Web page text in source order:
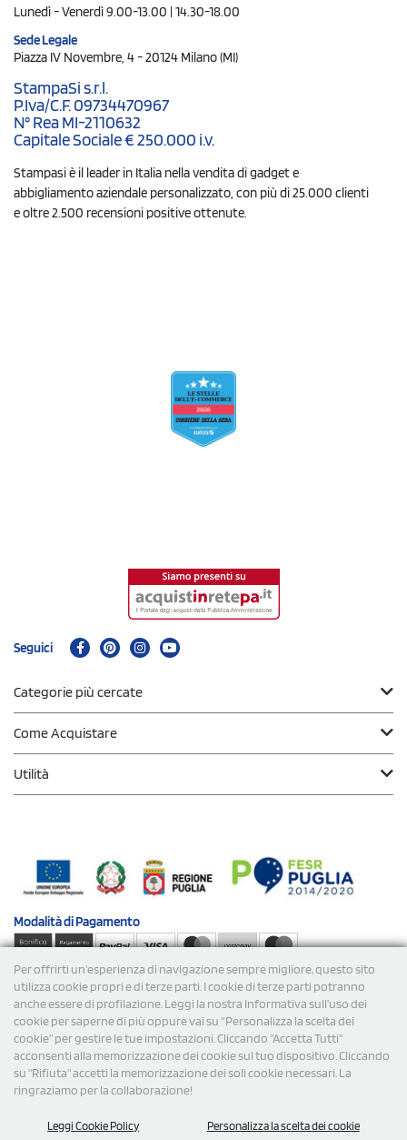
Per offrirti un'esperienza di navigazione sempre migliore, questo sito
utilizza cookie propri e di terze parti. I cookie di terze parti potranno
anche essere di profilazione. Leggi la nostra Informativa sull’uso dei
cookie per saperne di più oppure vai su “Personalizza la scelta dei
cookie” per gestire le tue impostazioni. Cliccando "Accetta Tutti"
acconsenti alla memorizzazione dei cookie sul tuo dispositivo. Cliccando
su "Rifiuta" accetti la memorizzazione dei soli cookie necessari. La
ringraziamo per la collaborazione!
Leggi Cookie Policy Personalizza la scelta dei cookie
Lunedì - Venerdì 9.00-13.00 | 14.30-18.00
Sede Legale
Piazza IV Novembre, 4 - 20124 Milano (MI)
StampaSi s.r.l.
P.Iva/C.F. 09734470967
N° Rea MI-2110632
Capitale Sociale € 250.000 i.v.
Stampasi è il leader in Italia nella vendita di gadget e
abbigliamento aziendale personalizzato, con più di 25.000 clienti
e oltre 2.500 recensioni positive ottenute.
Seguici
Categorie più cercate
Come Acquistare
Utilità
Modalità diPagamento
Spedizioni
P.Iva/C.F. 09734470967 - N° Rea MI-2110632